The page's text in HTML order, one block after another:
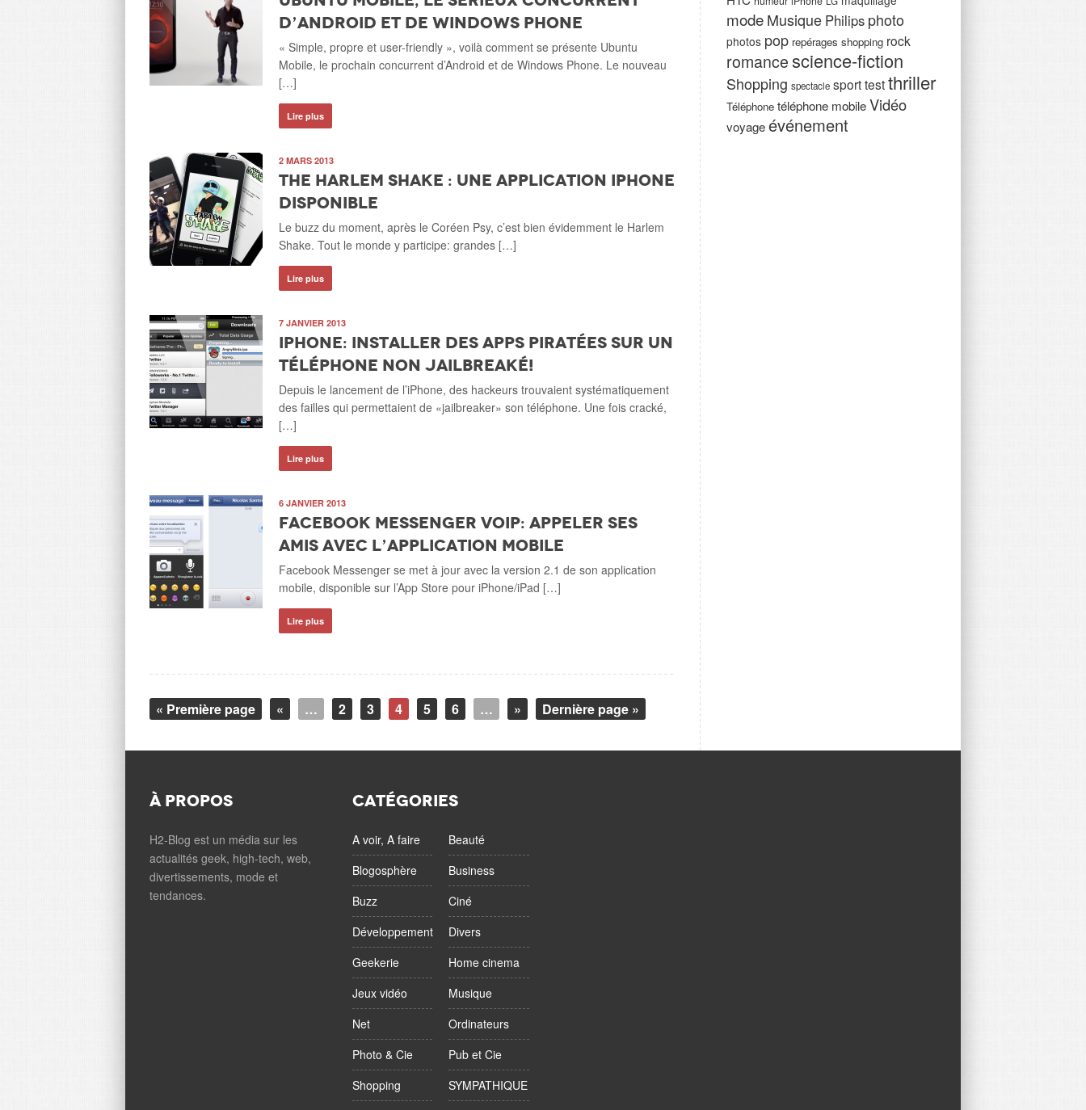
d’Android et de Windows Phone
« Simple, propre et user-friendly », voilà comment se présente Ubuntu
Mobile, le prochain concurrent d’Android et de Windows Phone. Le nouveau
[…]
Lire plus
2 MARS 2013
The Harlem Shake : une application iPhone
disponible
Le buzz du moment, après le Coréen Psy, c’est bien évidemment le Harlem
Shake. Tout le monde y participe: grandes […]
Lire plus
7 JANVIER 2013
iPhone: installer des apps piratées sur un
téléphone non jailbreaké!
Depuis le lancement de l’iPhone, des hackeurs trouvaient systématiquement
des failles qui permettaient de «jailbreaker» son téléphone. Une fois cracké,
[…]
Lire plus
6 JANVIER 2013
Facebook Messenger VoIP: appeler ses
amis avec l’application mobile
Facebook Messenger se met à jour avec la version 2.1 de son application
mobile, disponible sur l’App Store pour iPhone/iPad […]
Lire plus
« Première page « … 2 3 4 5 6 … » Dernière page »
modeMusique Philips photo
photos pop repérages shopping rock
romancescience-fiction
Shopping spectacle sporttestthriller
Téléphone téléphone mobileVidéo
voyageévénement
À PROPOS
H2-Blog est un média sur les
actualités geek, high-tech, web,
divertissements, mode et
tendances.
CATÉGORIES
A voir, A faire
Beauté
Blogosphère
Business
Buzz
Ciné
Développement
Divers
Geekerie
Home cinema
Jeux vidéo
Musique
Net
Ordinateurs
Photo & Cie
Pub et Cie
Shopping
SYMPATHIQUE